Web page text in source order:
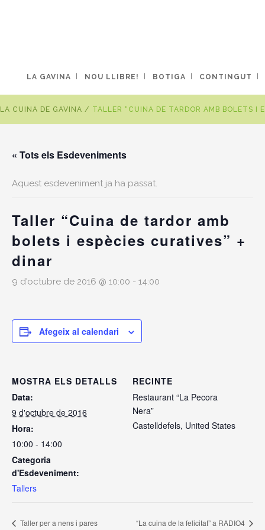
LA GAVINA NOU LLIBRE! BOTIGA CONTINGUT
LA CUINA DE GAVINA / TALLER “CUINA DE TARDOR AMB BOLETS I
« Tots els Esdeveniments
Aquest esdeveniment ja ha passat.
Taller “Cuina de tardor amb
bolets i espècies curatives” +
dinar
9 d'octubre de 2016 @ 10:00 - 14:00
Afegeix al calendari
MOSTRA ELS DETALLS
Data:
9 d'octubre de 2016
Hora:
10:00 - 14:00
Categoria
d'Esdeveniment:
Tallers
RECINTE
Restaurant “La Pecora
Nera”
Castelldefels, United States
Taller per a nens i pares “La cuina de la felicitat” a RADIO4